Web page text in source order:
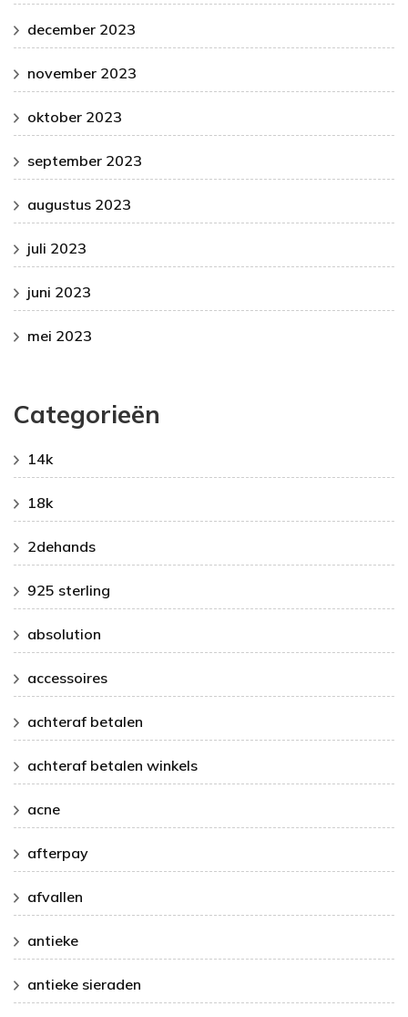
december 2023
november 2023
oktober 2023
september 2023
augustus 2023
juli 2023
juni 2023
mei 2023
Categorieën
14k
18k
2dehands
925 sterling
absolution
accessoires
achteraf betalen
achteraf betalen winkels
acne
afterpay
afvallen
antieke
antieke sieraden